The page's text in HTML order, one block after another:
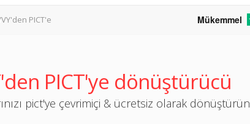
PICT'e Mükemmel
PICT'ye dönüştürücü
pict'ye çevrimiçi & ücretsiz olarak dönüştürün